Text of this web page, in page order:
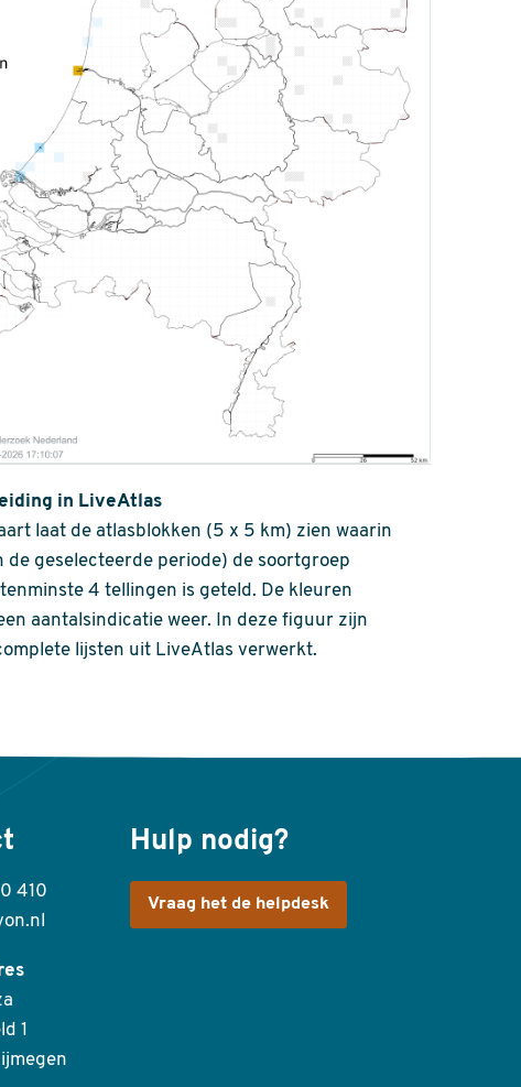
in LiveAtlas
laat de atlasblokken (5 x 5 km) zien waarin
de geselecteerde periode) de soortgroep
4 tellingen is geteld. De kleuren
aantalsindicatie weer. In deze figuur zijn
lijsten uit LiveAtlas verwerkt.
410
1
Hulp nodig?
Vraag het de helpdesk